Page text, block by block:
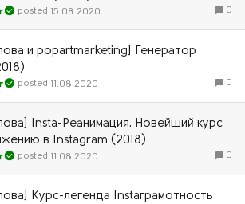
0
15.08.2020
и popartmarketing] Генератор
0
11.08.2020
Insta-Реанимация. Новейший курс
в Instagram (2018)
0
11.08.2020
Курс-легенда Instaграмотность